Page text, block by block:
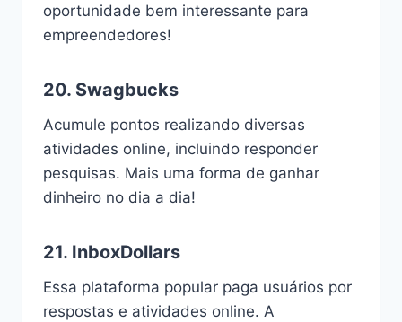
oportunidade bem interessante para
empreendedores!
20. Swagbucks
Acumule pontos realizando diversas
atividades online, incluindo responder
pesquisas. Mais uma forma de ganhar
dinheiro no dia a dia!
21. InboxDollars
Essa plataforma popular paga usuários por
respostas e atividades online. A